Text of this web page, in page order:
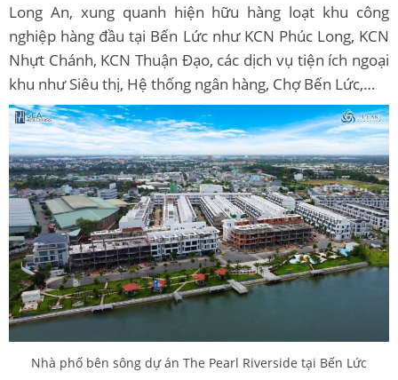
Long An, xung quanh hiện hữu hàng loạt khu công
nghiệp hàng đầu tại Bến Lức như KCN Phúc Long, KCN
Nhựt Chánh, KCN Thuận Đạo, các dịch vụ tiện ích ngoại
khu như Siêu thị, Hệ thống ngân hàng, Chợ Bến Lức,…
Nhà phố bên sông dự án The Pearl Riverside tại Bến Lức